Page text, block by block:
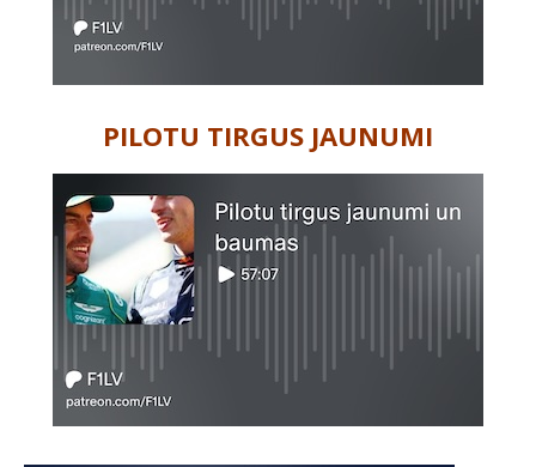
PILOTU TIRGUS JAUNUMI